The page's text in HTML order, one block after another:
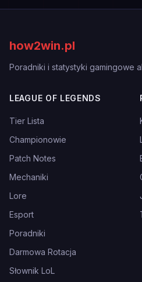
how2win.pl
Poradniki i statystyki gamingowe
LEAGUE OF LEGENDS
Tier Lista
Championowie
Patch Notes
Mechaniki
Lore
Esport
Poradniki
Darmowa Rotacja
Słownik LoL